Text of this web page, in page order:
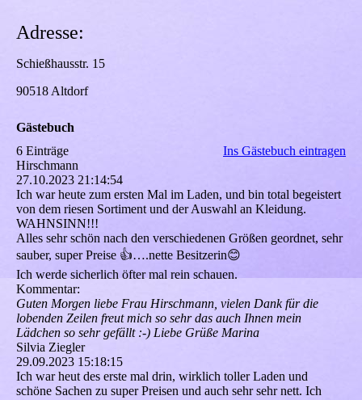
Adresse:
Schießhausstr. 15
90518 Altdorf
Gästebuch
6 Einträge
Ins Gästebuch eintragen
Hirschmann
27.10.2023 21:14:54
Ich war heute zum ersten Mal im Laden, und bin total begeistert
von dem riesen Sortiment und der Auswahl an Kleidung.
WAHNSINN!!!
Alles sehr schön nach den verschiedenen Größen geordnet, sehr
sauber, super Preise 👍….nette Besitzerin😊
Ich werde sicherlich öfter mal rein schauen.
Kommentar:
Guten Morgen liebe Frau Hirschmann, vielen Dank für die
lobenden Zeilen freut mich so sehr das auch Ihnen mein
Lädchen so sehr gefällt :-) Liebe Grüße Marina
Silvia Ziegler
29.09.2023 15:18:15
Ich war heut des erste mal drin, wirklich toller Laden und
schöne Sachen zu super Preisen und auch sehr sehr nett. Ich